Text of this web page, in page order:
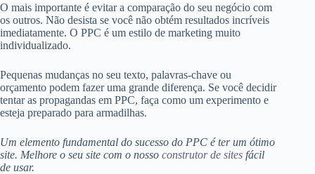
O mais importante é evitar a comparação do seu negócio com
os outros. Não desista se você não obtém resultados incríveis
imediatamente. O PPC é um estilo de marketing muito
individualizado.
Pequenas mudanças no seu texto, palavras-chave ou
orçamento podem fazer uma grande diferença. Se você decidir
tentar as propagandas em PPC, faça como um experimento e
esteja preparado para armadilhas.
Um elemento fundamental do sucesso do PPC é ter um ótimo
site. Melhore o seu site com o nosso construtor de sites fácil
de usar.